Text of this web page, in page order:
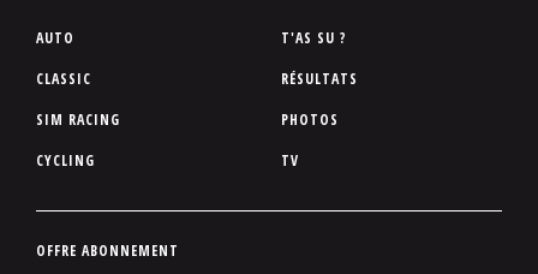
P
d
d
p
AUTO
CLASSIC
SIM RACING
CYCLING
T'AS SU ?
RÉSULTATS
PHOTOS
TV
P
OFFRE ABONNEMENT